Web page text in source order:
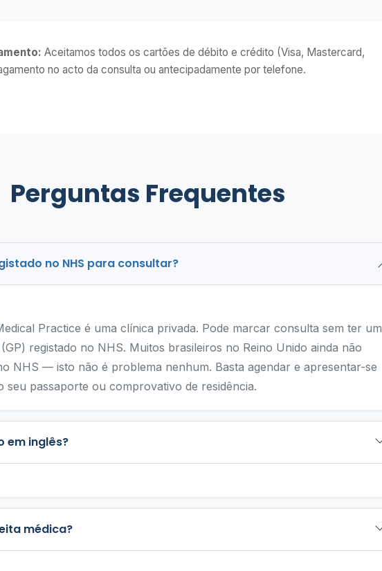
Aceitamos todos os cartões de débito e crédito (Visa, Mastercard,
no acto da consulta ou antecipadamente por telefone.
Perguntas Frequentes
no NHS para consultar?
Practice é uma clínica privada. Pode marcar consulta sem ter um
registado no NHS. Muitos brasileiros no Reino Unido ainda não
NHS — isto não é problema nenhum. Basta agendar e apresentar-se
seu passaporte ou comprovativo de residência.
em inglês?
médica?